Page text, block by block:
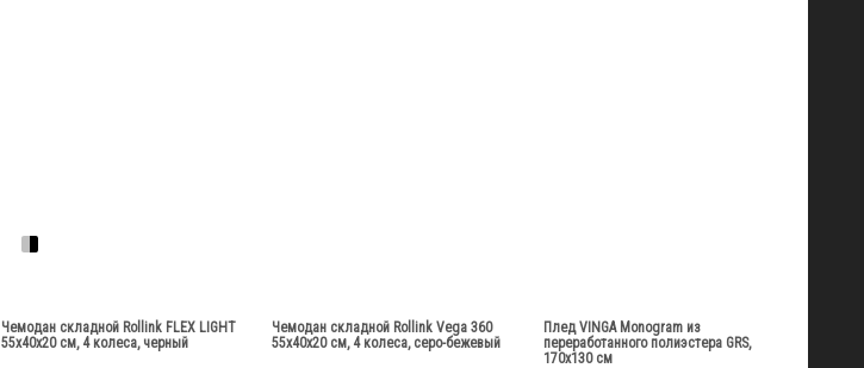
Чемодан складной Rollink FLEX LIGHT
55x40x20 см, 4 колеса, черный
Чемодан складной Rollink Vega 360
55x40x20 см, 4 колеса, серо-бежевый
Плед VINGA Monogram из
переработанного полиэстера GRS,
170x130 см